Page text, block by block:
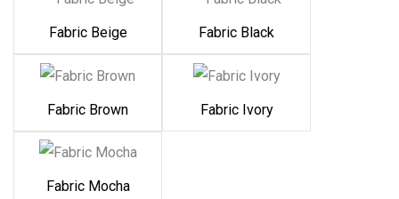
Fabric Beige Fabric Black
Fabric Brown Fabric Ivory
Fabric Mocha